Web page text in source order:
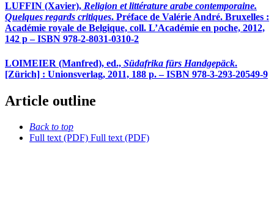
LUFFIN (Xavier), Religion et littérature arabe contemporaine.
Quelques regards critiques. Préface de Valérie André. Bruxelles :
Académie royale de Belgique, coll. L’Académie en poche, 2012,
142 p – ISBN 978-2-8031-0310-2
LOIMEIER (Manfred), ed., Südafrika fürs Handgepäck.
[Zürich] : Unionsverlag, 2011, 188 p. – ISBN 978-3-293-20549-9
Article outline
Back to top
Full text (PDF) Full text (PDF)